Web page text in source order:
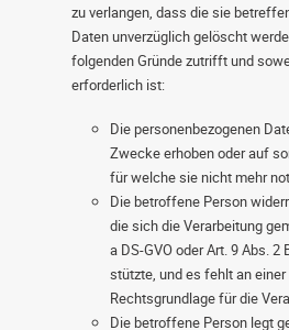
zu verlangen, dass die sie
Daten unverzüglich gelöscht
folgenden Gründe zutrifft und
erforderlich ist:
Die personenbezogenen
Zwecke erhoben oder auf
für welche sie nicht mehr
Die betroffene Person
die sich die Verarbeitung
a DS-GVO oder Art. 9 Abs. 2
stützte, und es fehlt an
Rechtsgrundlage für die
Die betroffene Person legt